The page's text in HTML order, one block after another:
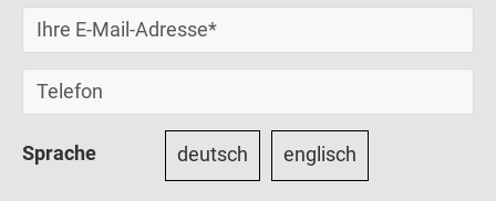
Sprache deutsch englisch